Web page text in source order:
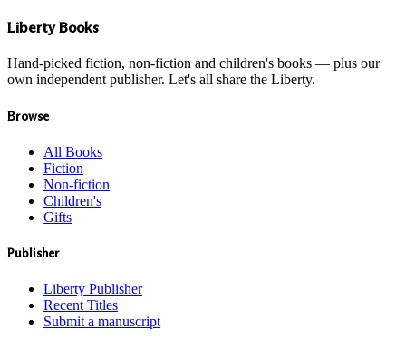
Liberty Books
Hand-picked fiction, non-fiction and children's books — plus our
own independent publisher. Let's all share the Liberty.
Browse
All Books
Fiction
Non-fiction
Children's
Gifts
Publisher
Liberty Publisher
Recent Titles
Submit a manuscript